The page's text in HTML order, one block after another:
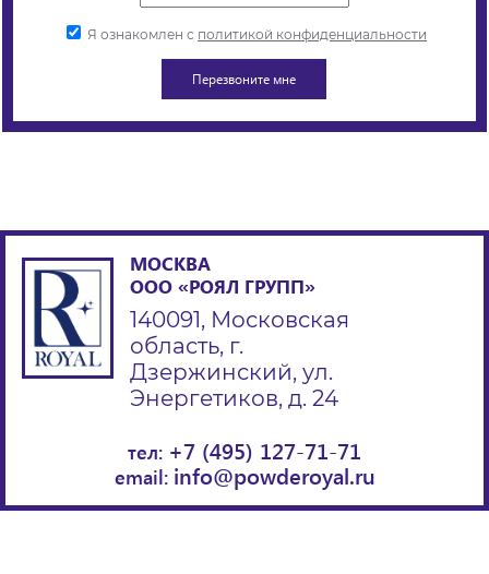
Я ознакомлен с политикой конфиденциальности
МОСКВА
ООО «РОЯЛ ГРУПП»
140091, Московская
область, г.
Дзержинский, ул.
Энергетиков, д. 24
тел: +7 (495) 127-71-71
email: info@powderoyal.ru